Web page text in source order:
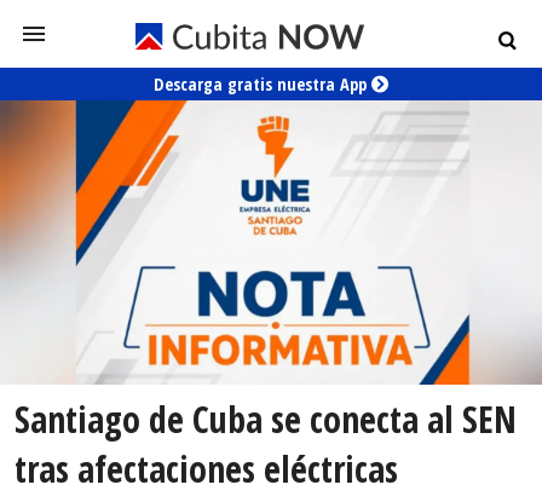
Descarga gratis nuestra App
Santiago de Cuba se conecta al SEN
tras afectaciones eléctricas